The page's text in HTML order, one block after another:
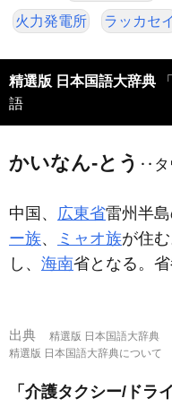
火力発電所 ラッカセイ
精選版 日本国語大辞典
語
かいなん‐とう ‥タ
中国、 広東省雷州半島
ー族、 ミャオ族が住
し、 海南省となる。省
出典
精選版 日本国語大辞典
精選版 日本国語大辞典について
「介護タクシー/ドラ